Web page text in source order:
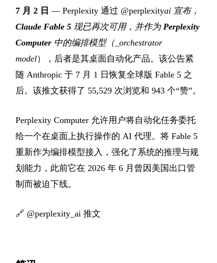
7 月 2 日 — Perplexity 通过 @perplexityai 宣布，
Claude Fable 5 现已再次可用，并作为 Perplexity
Computer 中的编排模型（_orchestrator
model），后者是其桌面自动化产品。该公告紧
随 Anthropic 于 7 月 1 日恢复全球版 Fable 5 之
后。该推文获得了 55,529 次浏览和 943 个“赞”。
Perplexity Computer 允许用户将自动化任务委托
给一个在桌面上执行操作的 AI 代理。将 Fable 5
重新作为编排模型接入，强化了系统的推理与规
划能力，此前它在 2026 年 6 月曾因美国出口管
制而被迫下线。
🔗 @perplexity_ai 推文